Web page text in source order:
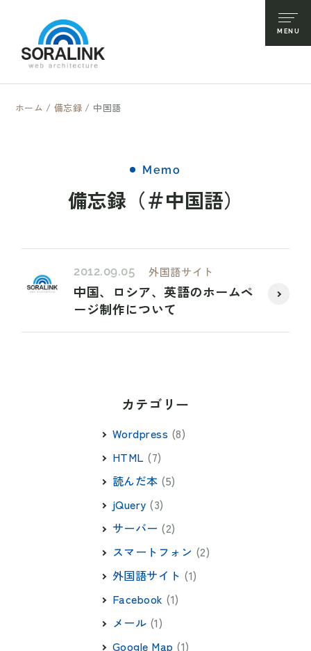
ホーム / 備忘録 / 中国語
Memo
備忘録（＃中国語）
2012.09.05 外国語サイト
中国、ロシア、英語のホームペ
ージ制作について
カテゴリー
Wordpress (8)
HTML (7)
読んだ本 (5)
jQuery (3)
サーバー (2)
スマートフォン (2)
外国語サイト (1)
Facebook (1)
メール (1)
Google Map (1)